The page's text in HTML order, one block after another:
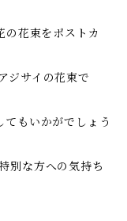
の花束をポストカ
ジサイの花束で
もいかがでしょう
別な方への気持ち